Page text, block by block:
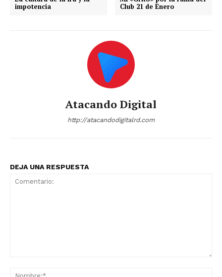
impotencia
Club 21 de Enero
Atacando Digital
http://atacandodigitalrd.com
DEJA UNA RESPUESTA